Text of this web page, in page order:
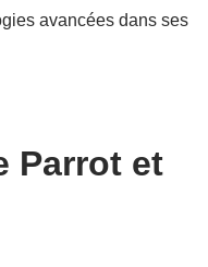
avancées dans ses
Parrot et